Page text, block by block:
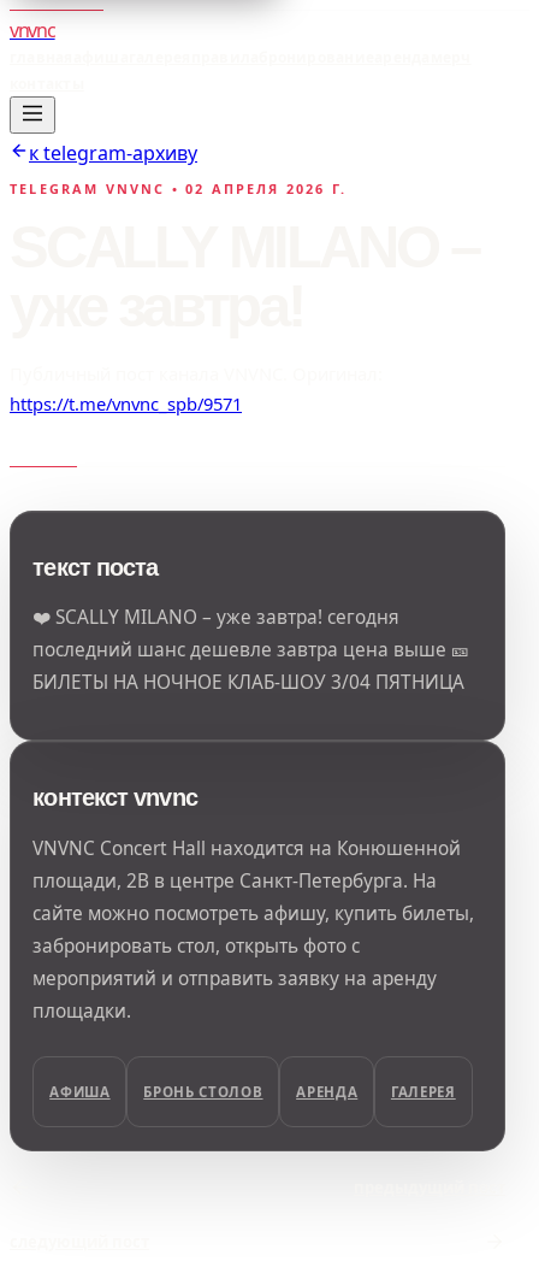
vnvnc
к telegram-архиву
TELEGRAM VNVNC • 02 АПРЕЛЯ 2026 Г.
https://t.me/vnvnc_spb/9571
текст поста
❤️ SCALLY MILANO – уже завтра! сегодня
последний шанс дешевле завтра цена выше 🎫
БИЛЕТЫ НА НОЧНОЕ КЛАБ-ШОУ 3/04 ПЯТНИЦА
контекст vnvnc
VNVNC Concert Hall находится на Конюшенной
площади, 2В в центре Санкт-Петербурга. На
сайте можно посмотреть афишу, купить билеты,
забронировать стол, открыть фото с
мероприятий и отправить заявку на аренду
площадки.
АФИША БРОНЬ СТОЛОВ АРЕНДА ГАЛЕРЕЯ